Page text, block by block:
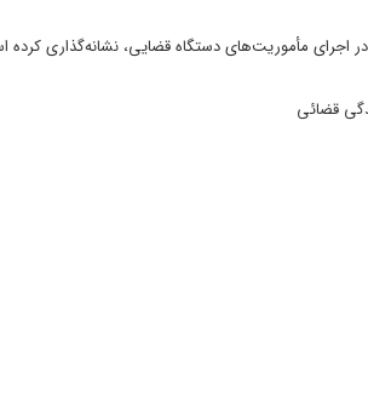
مأموریت‌های دستگاه قضایی، نشانه‌گذاری کرده